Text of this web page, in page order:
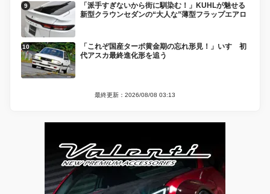
「派手すぎないから街に馴染む！」KUHLが魅せる
新型クラウンセダンの“大人な”薄型フラップエアロ
「これぞ国産ターボ黄金期の忘れ形見！」いすゞ初
代アスカ最終進化形を追う
最終更新：2026/08/08 03:13